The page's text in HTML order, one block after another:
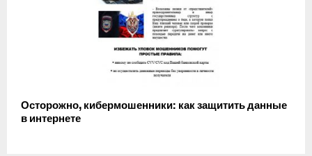
Осторожно, кибермошенники: как защитить данные
в интернете